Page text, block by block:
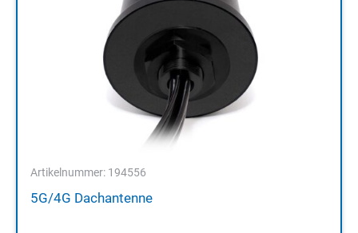
Artikelnummer: 194556
5G/4G Dachantenne